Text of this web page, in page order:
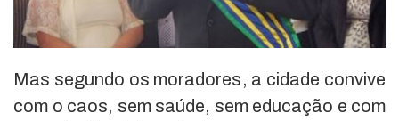
Mas segundo os moradores, a cidade convive
com o caos, sem saúde, sem educação e com